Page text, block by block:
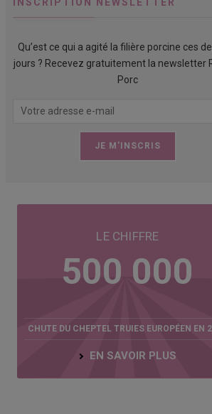
Qu’est ce qui a agité la filière porcine ces
jours ? Recevez gratuitement la newsletter
Porc
LE CHIFFRE
500 000
CHUTE DU CHEPTEL TRUIES EUROPÉEN EN
EN SAVOIR PLUS